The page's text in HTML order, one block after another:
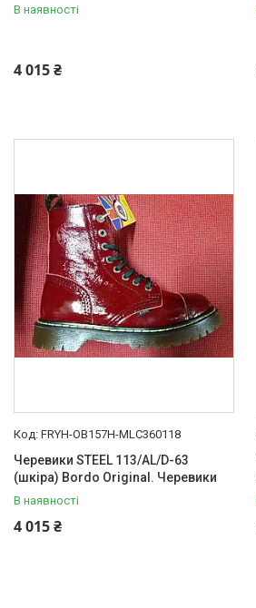
В наявності
4 015 ₴
FRYH-OB157H-MLC360118
Черевики STEEL 113/AL/D-63
(шкіра) Bordo Original. Черевики
В наявності
4 015 ₴